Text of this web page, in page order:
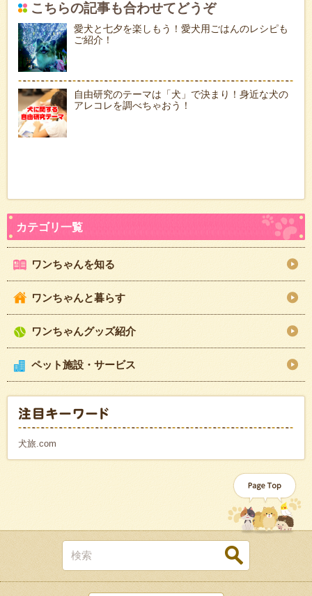
こちらの記事も合わせてどうぞ
愛犬と七夕を楽しもう！愛犬用ごはんのレシピも
ご紹介！
自由研究のテーマは「犬」で決まり！身近な犬の
アレコレを調べちゃおう！
ワンちゃんを知る
ワンちゃんと暮らす
ワンちゃんグッズ紹介
ペット施設・サービス
犬旅.com